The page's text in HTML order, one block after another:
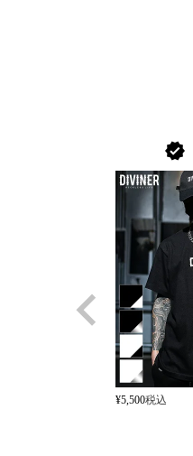
verified
¥5,500税込